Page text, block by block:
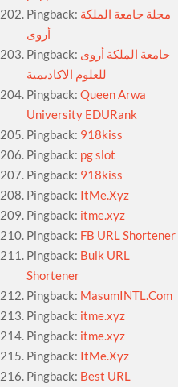
Pingback: مجلة جامعة الملكة
أروى
Pingback: جامعة الملكة أروى
للعلوم الاكاديمية
Pingback:Queen Arwa
University EDURank
Pingback: 918kiss
Pingback: pg slot
Pingback: 918kiss
Pingback: ItMe.Xyz
Pingback: itme.xyz
Pingback: FB URL Shortener
Pingback: Bulk URL
Shortener
Pingback: MasumINTL.Com
Pingback: itme.xyz
Pingback: itme.xyz
Pingback: ItMe.Xyz
Pingback: Best URL